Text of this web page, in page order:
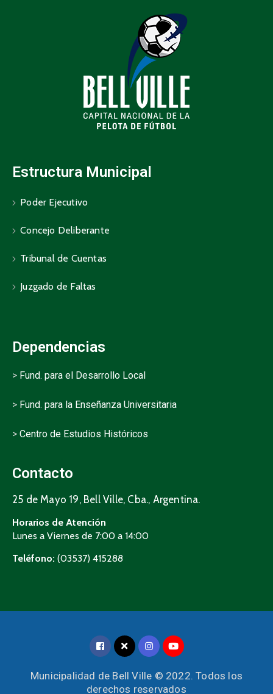
Estructura Municipal
Poder Ejecutivo
Concejo Deliberante
Tribunal de Cuentas
Juzgado de Faltas
Dependencias
> Fund. para el Desarrollo Local
> Fund. para la Enseñanza Universitaria
> Centro de Estudios Históricos
Contacto
25 de Mayo 19, Bell Ville, Cba., Argentina.
Horarios de Atención
Lunes a Viernes de 7:00 a 14:00
Teléfono: (03537) 415288
Municipalidad de Bell Ville © 2022. Todos los
derechos reservados